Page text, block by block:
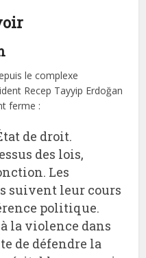
le complexe
Recep Tayyip Erdoğan
ferme :
de droit.
des lois,
Les
suivent leur cours
politique.
la violence dans
de défendre la